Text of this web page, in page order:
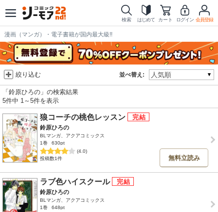
検索 はじめて カート ログイン 会員登録
漫画（マンガ）・電子書籍が国内最大級!!
並べ替え:
絞り込む
「鈴原ひろの」の検索結果
5件中 1～5件を表示
狼コーチの桃色レッスン
鈴原ひろの
BLマンガ、アクアコミックス
1巻
630pt
(4.0)
投稿数1件
無料立読み
ラブ色ハイスクール
鈴原ひろの
BLマンガ、アクアコミックス
1巻
648pt